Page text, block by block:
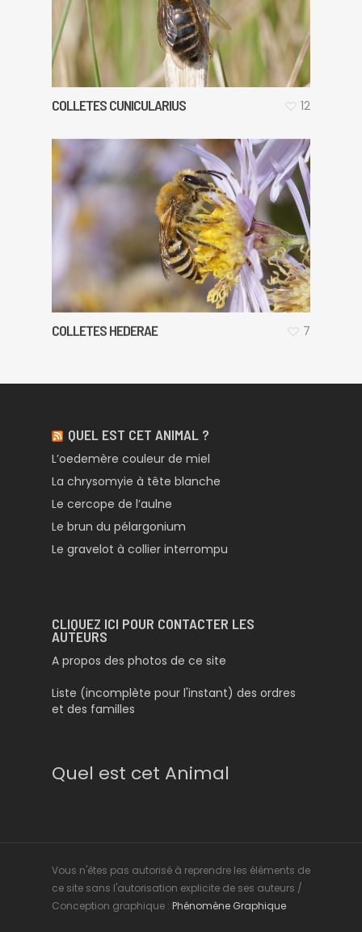
COLLETES CUNICULARIUS 12
COLLETES HEDERAE 7
QUEL EST CET ANIMAL ?
L’oedemère couleur de miel
La chrysomyie à tête blanche
Le cercope de l’aulne
Le brun du pélargonium
Le gravelot à collier interrompu
CLIQUEZ ICI POUR CONTACTER LES
AUTEURS
A propos des photos de ce site
Liste (incomplète pour l'instant) des ordres
et des familles
Quel est cet Animal
Vous n'êtes pas autorisé à reprendre les éléments de
ce site sans l'autorisation explicite de ses auteurs /
Conception graphique : Phénomène Graphique